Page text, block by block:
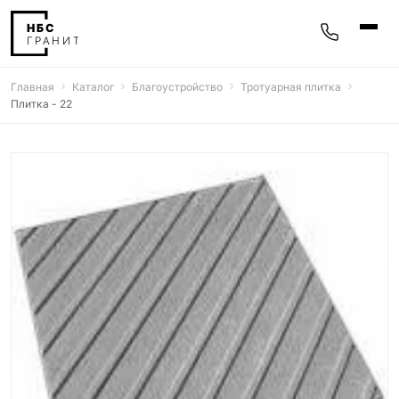
Памятники
Гравировка
77 моделей
Фотокерамика
5 моделей
Надгробные плиты
30 моделей
Благоустройство
42 модели
Главная Каталог Благоустройство
Тротуарная плитка
Плитка - 22